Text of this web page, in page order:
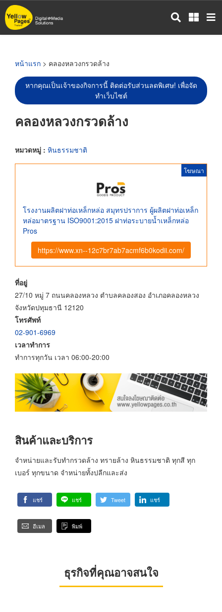
ข้าม
ไป
หน้าแรก > คลองหลวงกรวดล้าง
หากคุณเป็นเจ้าของกิจการนี้ ติดต่อรับส่วนลดพิเศษ! เพื่อจัด
ทำเว็บไซต์
คลองหลวงกรวดล้าง
หมวดหมู่ : หินธรรมชาติ
โฆษณา
โรงงานผลิตฝาท่อเหล็กหล่อ สมุทรปราการ ผู้ผลิตฝาท่อเหล็ก
หล่อมาตรฐาน ISO9001:2015 ฝาท่อระบายน้ำเหล็กหล่อ
Pros
https://www.xn--12c7br7ab7acmf6b0kodii.com/
ที่อยู่
27/10 หมู่ 7 ถนนคลองหลวง ตำบลคลองสอง อำเภอคลองหลวง
จังหวัดปทุมธานี 12120
โทรศัพท์
02-901-6969
เวลาทำการ
ทำการทุกวัน เวลา 06:00-20:00
สินค้าและบริการ
จำหน่ายและรับทำกรวดล้าง ทรายล้าง หินธรรมชาติ ทุกสี ทุก
เบอร์ ทุกขนาด จำหน่ายทั้งปลีกและส่ง
แชร์ แชร์ Tweet แชร์
อีเมล พิมพ์
ธุรกิจที่คุณอาจสนใจ